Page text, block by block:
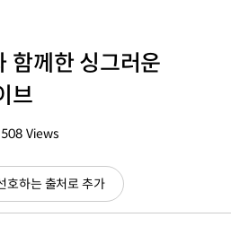
께한 싱그러운
브
508 Views
호하는 출처로 추가(새
창